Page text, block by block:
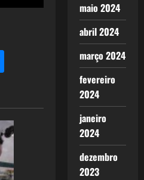
maio 2024
abril 2024
março 2024
fevereiro
2024
janeiro
2024
dezembro
2023